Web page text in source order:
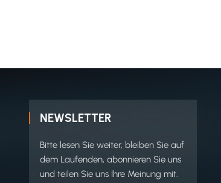
NEWSLETTER
Bitte lesen Sie weiter, bleiben Sie auf
dem Laufenden, abonnieren Sie uns
und teilen Sie uns Ihre Meinung mit.